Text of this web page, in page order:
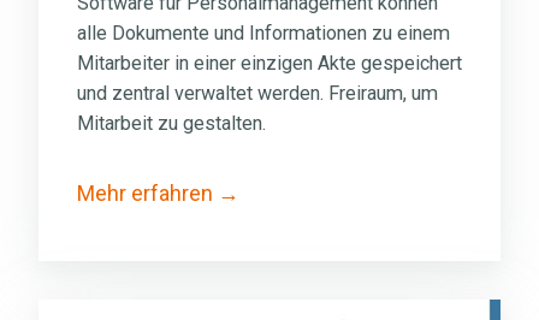
alle Dokumente und Informationen zu einem
Mitarbeiter in einer einzigen Akte gespeichert
und zentral verwaltet werden. Freiraum, um
Mitarbeit zu gestalten.
Mehr erfahren